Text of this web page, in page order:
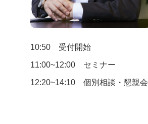
10:50 受付開始
11:00~12:00 セミナー
12:20~14:10 個別相談・懇親会